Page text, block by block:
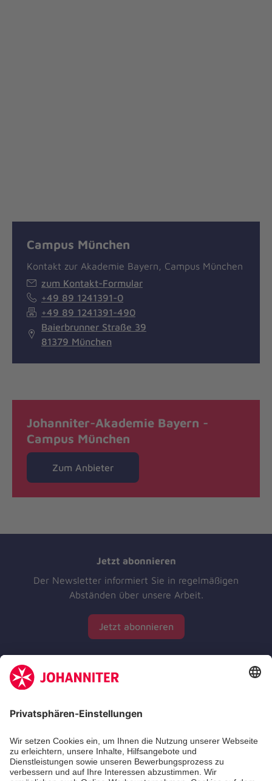
Campus München
Kontakt zur Akademie Bayern, Campus München
zum Kontakt-Formular
+49 89 1241391-0
+49 89 1241391-490
Baierbrunner Straße 39
81379 München
Johanniter-Akademie Bayern -
Campus München
Zum Anbieter
Jetzt abonnieren
Der Newsletter informiert Sie in regelmäßigen
Abständen über unsere Arbeit.
Jetzt abonnieren
Zertifizierung der Johanniter-Unfall-Hilfe e.V.
Die Johanniter GmbH führt das Spendenzertifikat
des Deutschen Spendenrats e.V.